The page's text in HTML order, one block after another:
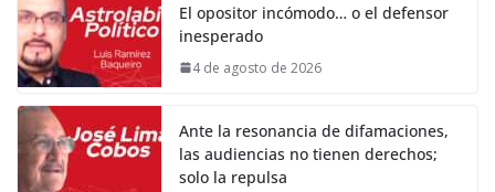
El opositor incómodo… o el defensor
inesperado
4 de agosto de 2026
Ante la resonancia de difamaciones,
las audiencias no tienen derechos;
solo la repulsa